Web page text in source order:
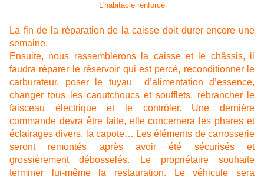
L'habitacle renforcé
La fin de la réparation de la caisse doit durer encore une
semaine.
Ensuite, nous rassemblerons la caisse et le châssis, il
faudra réparer le réservoir qui est percé, reconditionner le
carburateur, poser le tuyau d’alimentation d’essence,
changer tous les caoutchoucs et soufflets, rebrancher le
faisceau électrique et le contrôler. Une dernière
commande devra être faite, elle concernera les phares et
éclairages divers, la capote… Les éléments de carrosserie
seront remontés après avoir été sécurisés et
grossièrement débosselés. Le propriétaire souhaite
terminer lui-même la restauration. Le véhicule sera